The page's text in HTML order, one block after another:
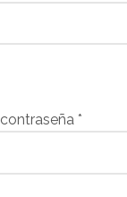
*